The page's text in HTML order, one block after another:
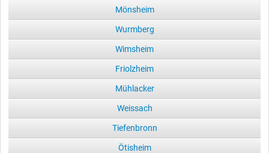
Mönsheim
Wurmberg
Wimsheim
Friolzheim
Mühlacker
Weissach
Tiefenbronn
Ötisheim